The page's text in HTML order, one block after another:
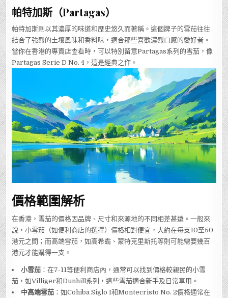
帕特加斯（Partagas）
帕特加斯則以其濃厚的味道和歷史悠久而著稱。這個牌子的雪茄往往
結合了強烈的土壤風味和香料味，適合那些喜歡濃烈口感的愛好者。
當你在香港的專賣店查看時，可以特別留意Partagas系列的雪茄，像
Partagas Serie D No. 4，這是經典之作。
價格範圍解析
在香港，雪茄的價格因品牌、尺寸和來源地的不同相差甚遠。一般來
說，小雪茄（如便利商店的選擇）價格相對便宜，大約在每支10至50
港元之間；而高端雪茄，如高希霸、蒙特克里斯托等則可能需要幾百
港元才能購得一支。
小雪茄 ：在7-11等便利商店內，通常可以找到價格較親民的小雪
茄，如Villiger和Dunhill系列，這些雪茄適合新手及日常享用。
中高端雪茄 ：如Cohiba Siglo I和Montecristo No. 2價格通常在